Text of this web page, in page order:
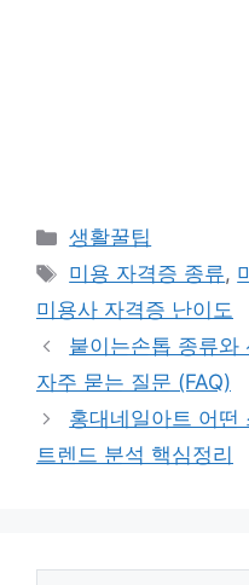
카
테
리
생활꿀팁
태
그
미용 자격증 종류,
미용사 자격증 난이도
붙이는손톱 종류와
자주 묻는 질문 (FAQ)
홍대네일아트 어떤
트렌드 분석 핵심정리